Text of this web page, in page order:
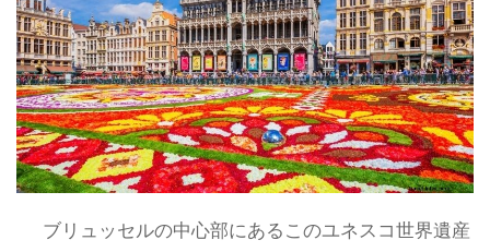
ブリュッセルの中心部にあるこのユネスコ世界遺産